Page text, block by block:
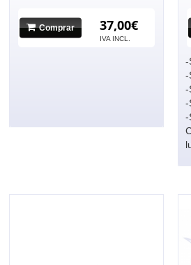
Comprar 37,00€
IVA INCL.
-
-
-
-
-